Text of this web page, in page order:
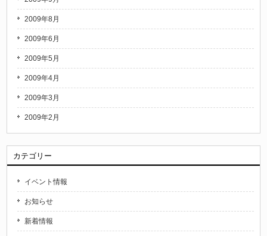
2009年8月
2009年6月
2009年5月
2009年4月
2009年3月
2009年2月
カテゴリー
イベント情報
お知らせ
新着情報